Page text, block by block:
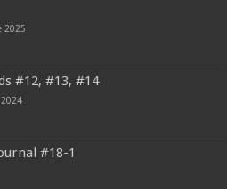
2025
#12, #13, #14
#18-1